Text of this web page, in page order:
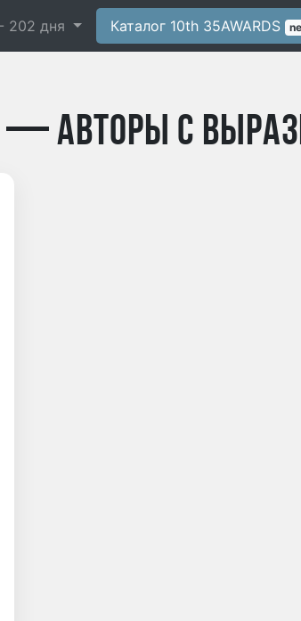
202 дня Каталог 10th 35AWARDS
авторы с